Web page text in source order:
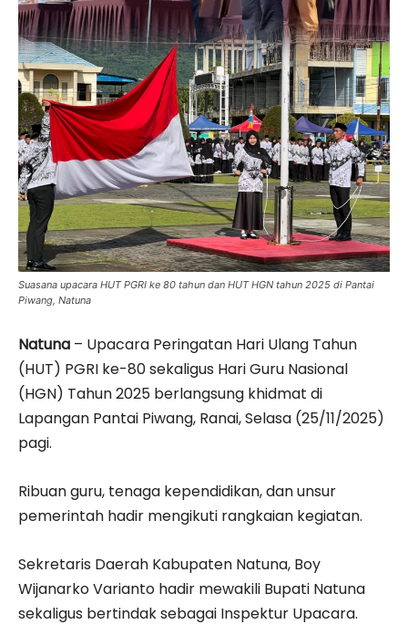
Suasana upacara HUT PGRI ke 80 tahun dan HUT HGN tahun 2025 di Pantai
Piwang, Natuna
Natuna – Upacara Peringatan Hari Ulang Tahun
(HUT) PGRI ke-80 sekaligus Hari Guru Nasional
(HGN) Tahun 2025 berlangsung khidmat di
Lapangan Pantai Piwang, Ranai, Selasa (25/11/2025)
pagi.
Ribuan guru, tenaga kependidikan, dan unsur
pemerintah hadir mengikuti rangkaian kegiatan.
Sekretaris Daerah Kabupaten Natuna, Boy
Wijanarko Varianto hadir mewakili Bupati Natuna
sekaligus bertindak sebagai Inspektur Upacara.